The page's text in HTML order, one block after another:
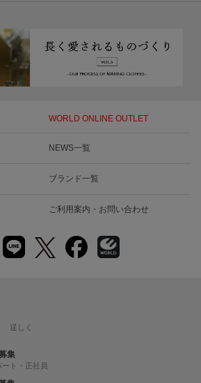
WORLD ONLINE OUTLET
NEWS一覧
ブランド一覧
ご利用案内・お問い合わせ
逞しく
集
ト・正社員